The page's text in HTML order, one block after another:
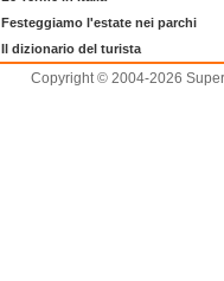
Festeggiamo l'estate nei parchi
Il dizionario del turista
Copyright © 2004-2026